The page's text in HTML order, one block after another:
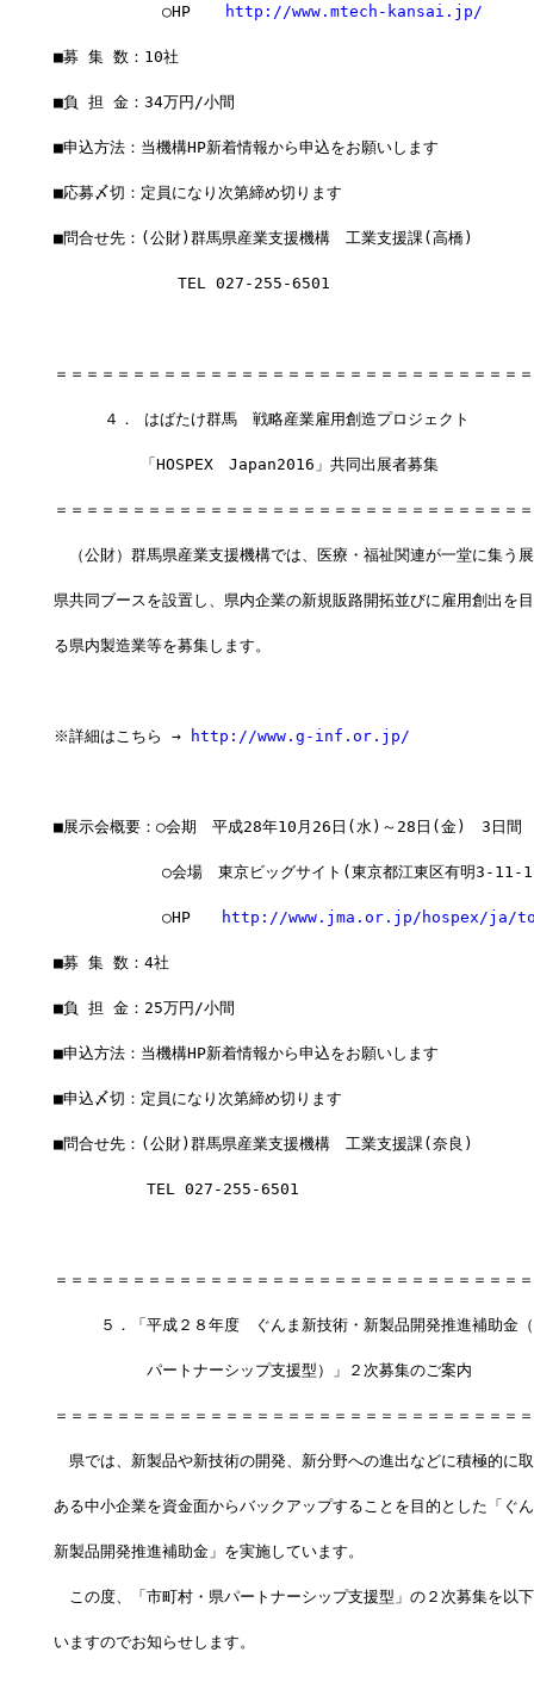
○HP http://www.mtech-kansai.jp/
■募 集 数：10社
■負 担 金：34万円/小間
■申込方法：当機構HP新着情報から申込をお願いします
■応募〆切：定員になり次第締め切ります
■問合せ先：(公財)群馬県産業支援機構　工業支援課(高橋)
             TEL 027-255-6501
＝＝＝＝＝＝＝＝＝＝＝＝＝＝＝＝＝＝＝＝＝＝＝＝＝＝＝＝＝＝
  　　４． はばたけ群馬　戦略産業雇用創造プロジェクト
「HOSPEX　Japan2016」共同出展者募集
＝＝＝＝＝＝＝＝＝＝＝＝＝＝＝＝＝＝＝＝＝＝＝＝＝＝＝＝＝＝
（公財）群馬県産業支援機構では、医療・福祉関連が一堂に集う
県共同ブースを設置し、県内企業の新規販路開拓並びに雇用創出を
る県内製造業等を募集します。
※詳細はこちら → http://www.g-inf.or.jp/
■展示会概要：○会期　平成28年10月26日(水)～28日(金)　3日間
○会場　東京ビッグサイト(東京都江東区有明3-11-
○HP http://www.jma.or.jp/hospex/ja/
■募 集 数：4社
■負 担 金：25万円/小間
■申込方法：当機構HP新着情報から申込をお願いします
■申込〆切：定員になり次第締め切ります
■問合せ先：(公財)群馬県産業支援機構　工業支援課(奈良)
TEL 027-255-6501
＝＝＝＝＝＝＝＝＝＝＝＝＝＝＝＝＝＝＝＝＝＝＝＝＝＝＝＝＝＝
５．「平成２８年度　ぐんま新技術・新製品開発推進補助金（
パートナーシップ支援型）」２次募集のご案内
＝＝＝＝＝＝＝＝＝＝＝＝＝＝＝＝＝＝＝＝＝＝＝＝＝＝＝＝＝＝
県では、新製品や新技術の開発、新分野への進出などに積極的に
ある中小企業を資金面からバックアップすることを目的とした「ぐ
新製品開発推進補助金」を実施しています。
この度、「市町村・県パートナーシップ支援型」の２次募集を以
いますのでお知らせします。